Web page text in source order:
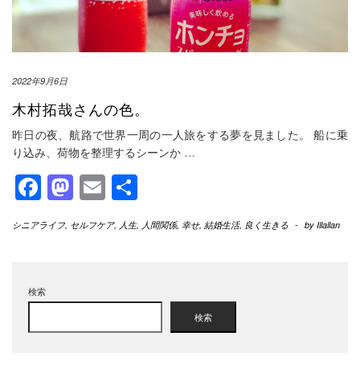
2022年9月6日
木村拓哉さんの色。
昨日の夜、航路で世界一周の一人旅をする夢を見ました。 船に乗
り込み、荷物を整理するシーンか …
Facebook
Mastodon
Email
有
シニアライフ, セルフケア, 人生, 人間関係, 幸せ, 結婚生活, 良く生きる - by Illallan
検索
検索